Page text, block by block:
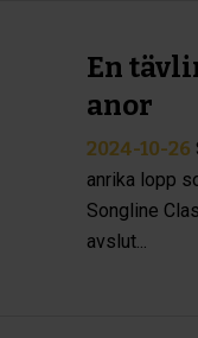
En
anor
2024-10-26
anrika lopp
Songline
avslut...